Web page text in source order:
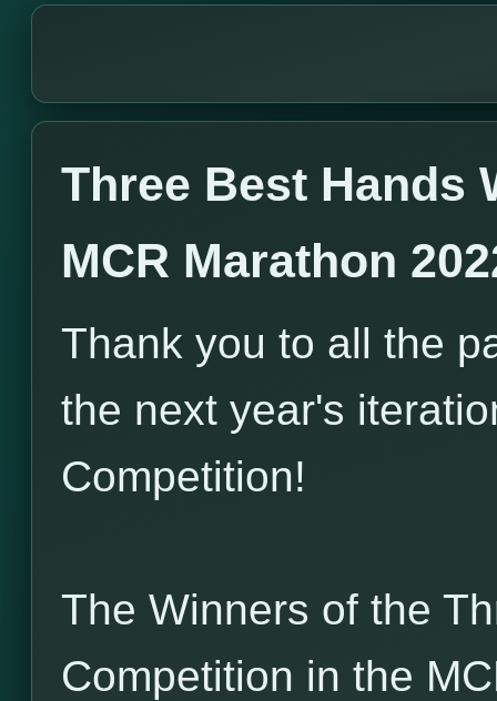
Three Best Hands
MCR Marathon
Thank you to all the
the next year's
Competition!
The Winners of the
Competition in the